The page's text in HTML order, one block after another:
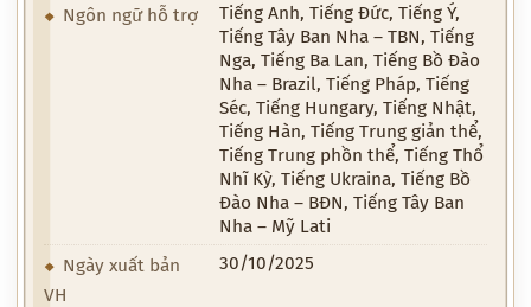
Ngôn ngữ hỗ trợ
Tiếng Anh, Tiếng Đức, Tiếng Ý,
Tiếng Tây Ban Nha – TBN, Tiếng
Nga, Tiếng Ba Lan, Tiếng Bồ Đào
Nha – Brazil, Tiếng Pháp, Tiếng
Séc, Tiếng Hungary, Tiếng Nhật,
Tiếng Hàn, Tiếng Trung giản thể,
Tiếng Trung phồn thể, Tiếng Thổ
Nhĩ Kỳ, Tiếng Ukraina, Tiếng Bồ
Đào Nha – BĐN, Tiếng Tây Ban
Nha – Mỹ Lati
Ngày xuất bản
VH
30/10/2025